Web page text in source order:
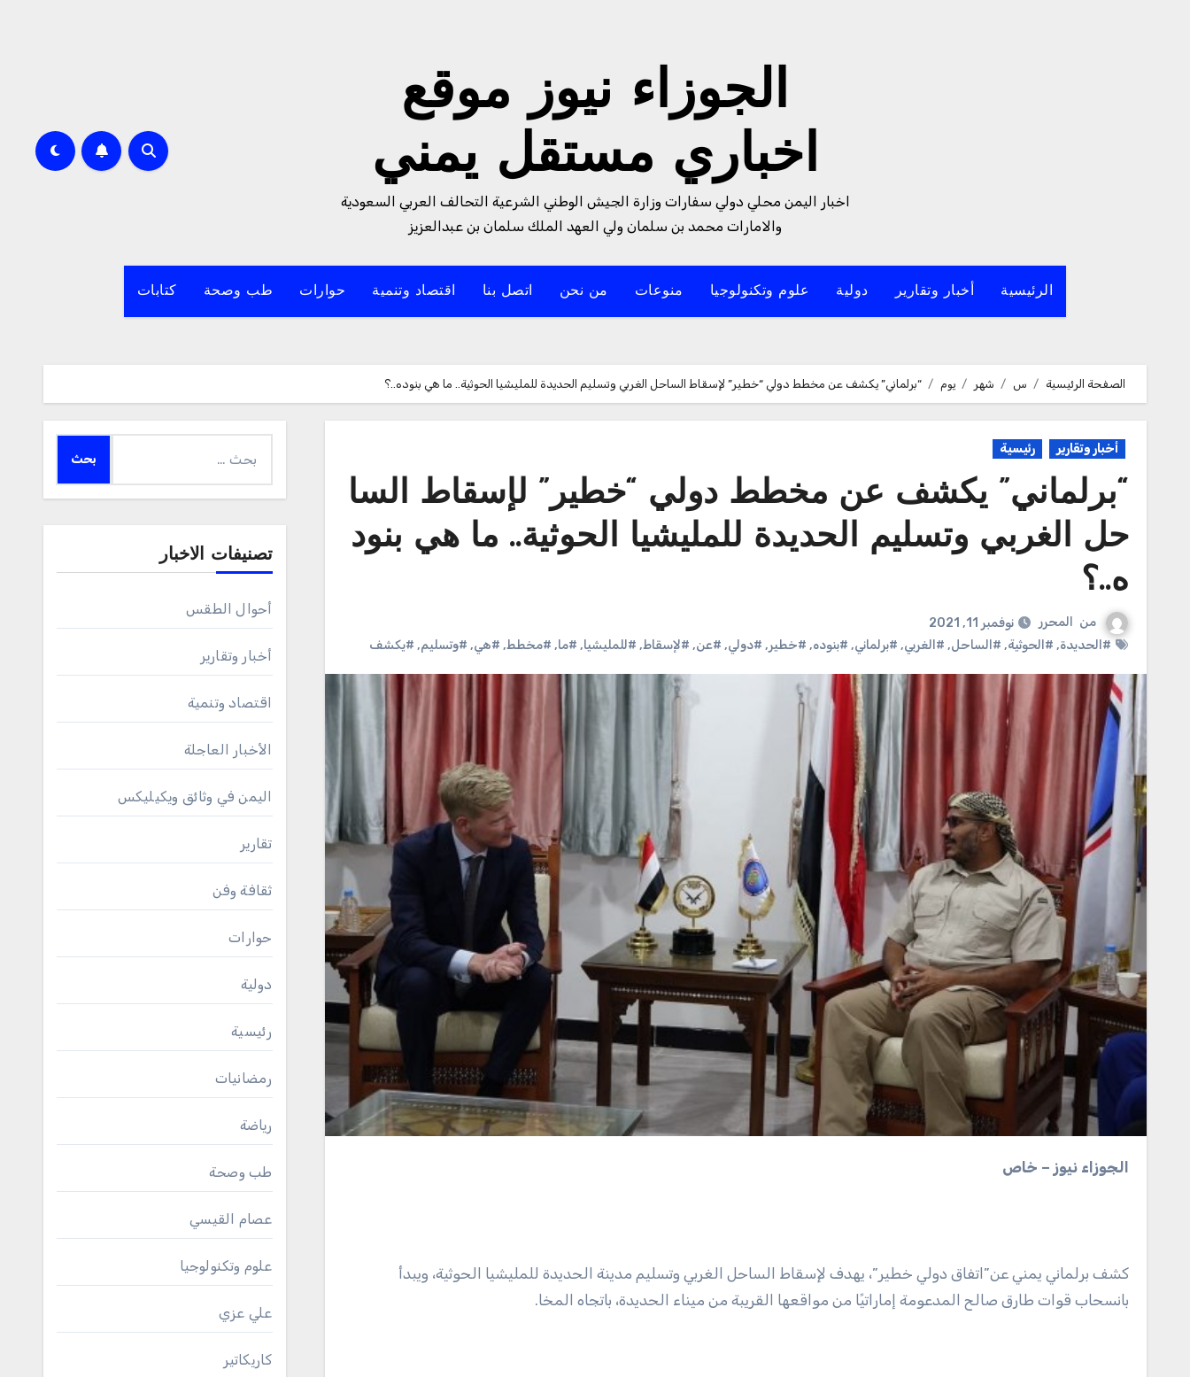
الجوزاء نيوز موقع
اخباري مستقل يمني
اخبار اليمن محلي دولي سفارات وزارة الجيش الوطني الشرعية التحالف العربي السعودية
والامارات محمد بن سلمان ولي العهد الملك سلمان بن عبدالعزيز
الرئيسية أخبار وتقارير دولية علوم وتكنولوجيا منوعات من نحن اتصل بنا اقتصاد وتنمية حوارات طب وصحة كتابات
الصفحة الرئيسية س شهر يوم “برلماني” يكشف عن مخطط دولي “خطير” لإسقاط الساحل الغربي وتسليم الحديدة للمليشيا الحوثية.. ما هي بنوده..؟
أخبار وتقارير رئيسية
“برلماني” يكشف عن مخطط دولي “خطير” لإسقاط السا
حل الغربي وتسليم الحديدة للمليشيا الحوثية.. ما هي بنود
ه..؟
من المحرر
نوفمبر 11, 2021
#الحديدة, #الحوثية, #الساحل, #الغربي, #برلماني, #بنوده, #خطير, #دولي, #عن, #لإسقاط, #للمليشيا, #ما, #مخطط, #هي, #وتسليم, #يكشف
الجوزاء نيوز – خاص
كشف برلماني يمني عن”اتفاق دولي خطير”، يهدف لإسقاط الساحل الغربي وتسليم مدينة الحديدة للمليشيا الحوثية، ويبدأ
بانسحاب قوات طارق صالح المدعومة إماراتيًا من مواقعها القريبة من ميناء الحديدة، باتجاه المخا.
عن:
تصنيفات الاخبار
أحوال الطقس
أخبار وتقارير
اقتصاد وتنمية
الأخبار العاجلة
اليمن في وثائق ويكيليكس
تقارير
ثقافة وفن
حوارات
دولية
رئيسية
رمضانيات
رياضة
طب وصحة
عصام القيسي
علوم وتكنولوجيا
علي عزي
كاريكاتير